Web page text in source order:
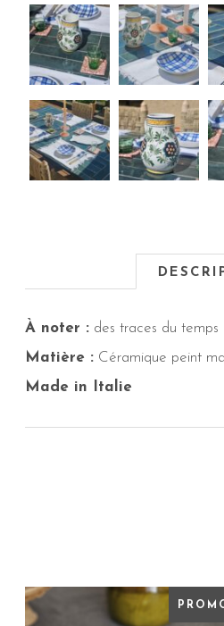
À noter : des traces du
Matière : Céramique peint
Made in Italie